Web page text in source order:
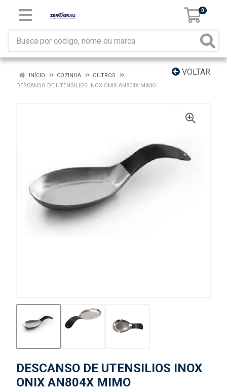
0
VOLTAR
INÍCIO COZINHA
OUTROS
DESCANSO DE UTENSILIOS INOX ONIX AN804X MIMO
DESCANSO DE UTENSILIOS INOX
ONIX AN804X MIMO